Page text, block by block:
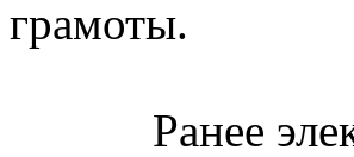
грамоты.
Ранее